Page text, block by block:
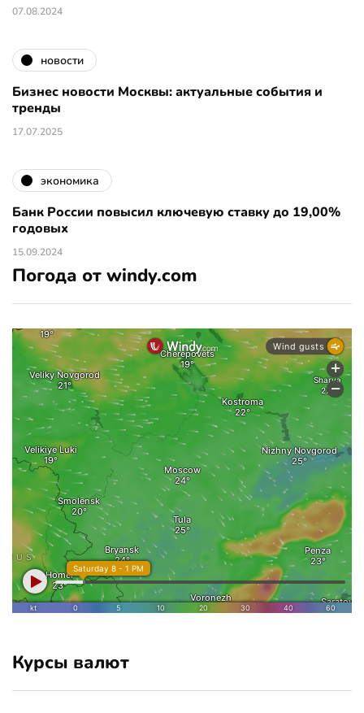
07.08.2024
новости
Бизнес новости Москвы: актуальные события и
тренды
17.07.2025
экономика
Банк России повысил ключевую ставку до 19,00%
годовых
15.09.2024
Погода от windy.com
Курсы валют